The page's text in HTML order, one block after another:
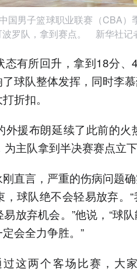
国男子篮球职业联赛（CBA）
波罗队，拿到赛点。 新华社记
态有所回升，拿到18分
球队整体发挥，同时李
折扣。
外援布朗延续了此前的火
主队拿到半决赛赛点立下
直言，严重的伤病问题
球队绝不会轻易放弃。
放弃机会。”他说，“球
会全力争胜。”
这两个客场比赛，大